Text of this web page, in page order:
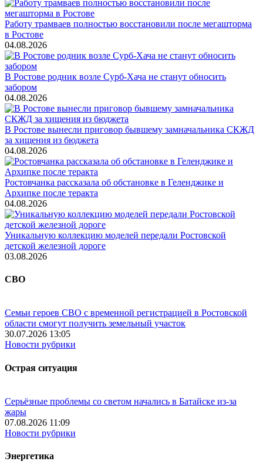
Работу трамваев полностью восстановили после мегашторма
в Ростове
04.08.2026
В Ростове родник возле Сурб-Хача не станут обносить
забором
04.08.2026
В Ростове вынесли приговор бывшему замначальника СКЖД
за хищения из бюджета
04.08.2026
Ростовчанка рассказала об обстановке в Геленджике и
Архипке после теракта
04.08.2026
Уникальную коллекцию моделей передали Ростовской
детской железной дороге
03.08.2026
СВО
Семьи героев СВО с временной регистрацией в Ростовской
области смогут получить земельный участок
30.07.2026 13:05
Новости рубрики
Острая ситуация
Серьёзные проблемы со светом начались в Батайске из-за
жары
07.08.2026 11:09
Новости рубрики
Энергетика